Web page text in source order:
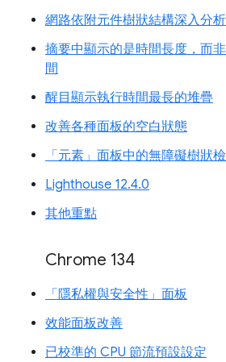
網路依附元件樹狀結構深入分析
摘要中顯示的是時間長度，而
間
醒目顯示執行時間最長的堆疊
改善各種面板的空白狀態
「元素」面板中的無障礙樹狀
Lighthouse 12.4.0
其他重點
Chrome 134
「隱私權與安全性」面板
效能面板改善
已校準的 CPU 節流預設設定